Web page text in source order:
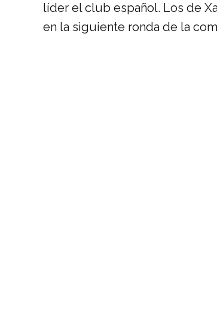
líder el club español. Los de
en la siguiente ronda de la